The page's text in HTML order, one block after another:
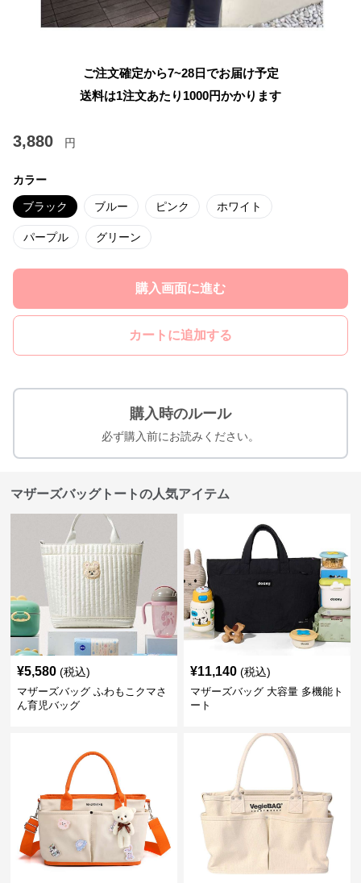
ご注文確定から7~28日でお届け予定
送料は1注文あたり 1000円かかります
3,880 円
カラー
ブラック ブルー ピンク ホワイト
パープル グリーン
購入画面に進む
カートに追加する
購入時のルール
必ず購入前にお読みください。
マザーズバッグトートの人気アイテム
¥5,580 (税込)
マザーズバッグ ふわもこクマさ
ん育児バッグ
¥11,140 (税込)
マザーズバッグ 大容量 多機能ト
ート